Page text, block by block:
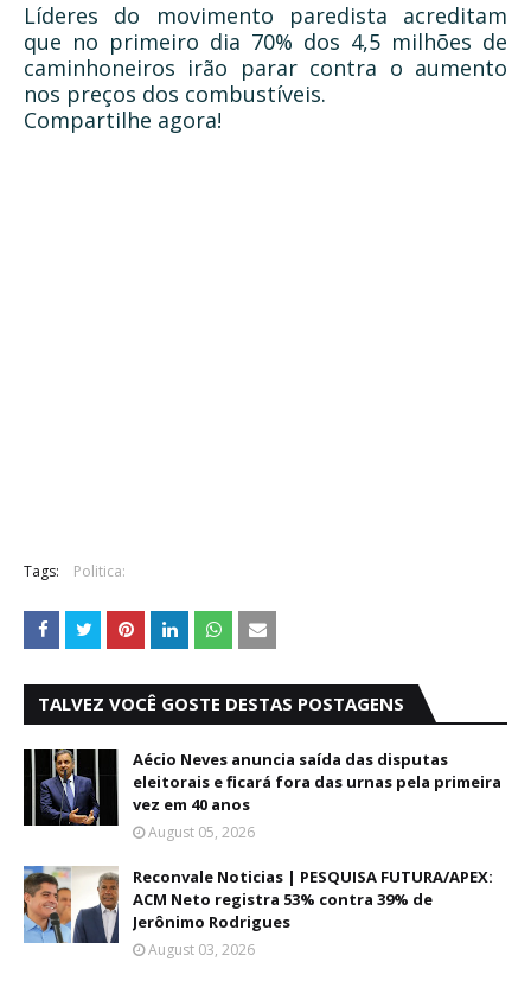
Líderes do movimento paredista acreditam
que no primeiro dia 70% dos 4,5 milhões de
caminhoneiros irão parar contra o aumento
nos preços dos combustíveis.
Compartilhe agora!
Tags: Politica:
TALVEZ VOCÊ GOSTE DESTAS POSTAGENS
Aécio Neves anuncia saída das disputas
eleitorais e ficará fora das urnas pela primeira
vez em 40 anos
August 05, 2026
Reconvale Noticias | PESQUISA FUTURA/APEX:
ACM Neto registra 53% contra 39% de
Jerônimo Rodrigues
August 03, 2026